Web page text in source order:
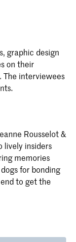
graphic design
on their
The interviewees
Rousselot &
lively insiders
memories
for bonding
to get the